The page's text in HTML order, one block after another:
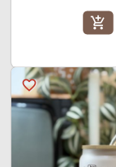
add_shopping_cart
favorite_border